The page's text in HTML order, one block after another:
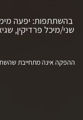
בהשתתפות: יפעה
שני/מיכל פרדיקין,
ההפקה אינה מתחייבת